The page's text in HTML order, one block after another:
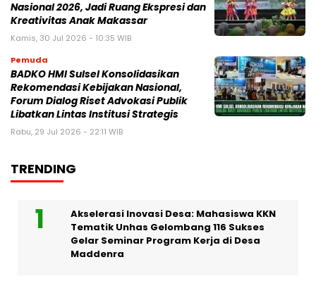
Nasional 2026, Jadi Ruang Ekspresi dan
Kreativitas Anak Makassar
Kamis, 30 Jul 2026 - 10:35 WIB
Pemuda
BADKO HMI Sulsel Konsolidasikan
Rekomendasi Kebijakan Nasional,
Forum Dialog Riset Advokasi Publik
Libatkan Lintas Institusi Strategis
Rabu, 29 Jul 2026 - 22:11 WIB
TRENDING
Akselerasi Inovasi Desa: Mahasiswa KKN
Tematik Unhas Gelombang 116 Sukses
Gelar Seminar Program Kerja di Desa
Maddenra